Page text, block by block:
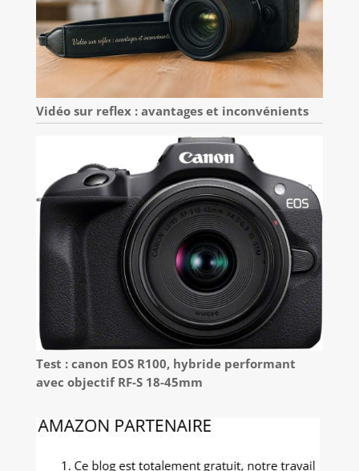
Vidéo sur reflex : avantages et inconvénients
Test : canon EOS R100, hybride performant
avec objectif RF-S 18-45mm